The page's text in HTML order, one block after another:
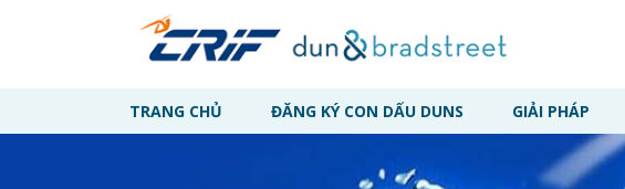
TRANG CHỦ ĐĂNG KÝ CON DẤU DUNS GIẢI PHÁP